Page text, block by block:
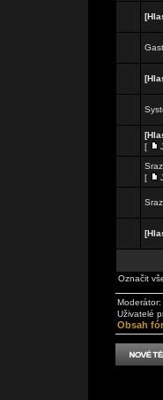
[
[
Označit
Moderátor:
Uživatelé
Obsah